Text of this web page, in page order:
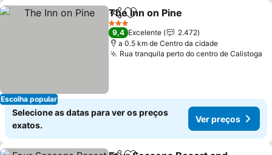
Escolha popular
PartilharAdicionar aos favoritos
The Inn on Pine
3 Estrelas
9,4 Excelente
2.472
a 0.5 km de Centro da cidade
Rua tranquila perto do centro de Calistoga
Selecione as datas para ver os preços
exatos.
Ver preços